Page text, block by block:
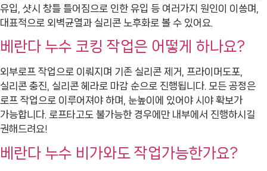
유입, 샷시 창틀 틀어짐으로 인한 유입 등 여러가지 원인이 이씅며,
대표적으로 외벽균열과 실리콘 노후화로 볼 수 있어요.
베란다 누수 코킹 작업은 어떻게 하나요?
외부로프 작업으로 이뤄지며 기존 실리콘 제거, 프라이머도포,
실리콘 충진, 실리콘 헤라로 마감 순으로 진행됩니다. 모든 공정은
로프 작업으로 이루어져야 하며, 눈높이에 있어야 시야 확보가
가능합니다. 로프타고도 불가능한 경우에만 내부에서 진행하시길
권해드려요!
베란다 누수 비가와도 작업가능한가요?